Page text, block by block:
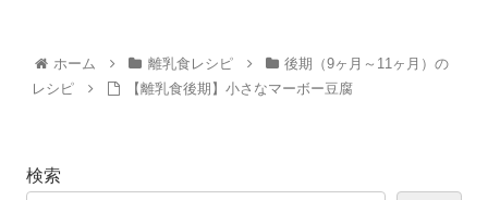
ホーム 離乳食レシピ
後期（9ヶ月～11ヶ月）の
レシピ
【離乳食後期】小さなマーボー豆腐
検索